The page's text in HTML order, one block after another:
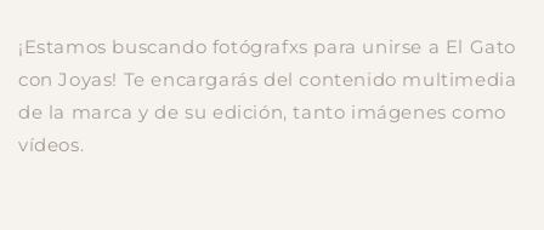
¡Estamos buscando fotógrafxs para unirse a El Gato
con Joyas! Te encargarás del contenido multimedia
de la marca y de su edición, tanto imágenes como
vídeos.